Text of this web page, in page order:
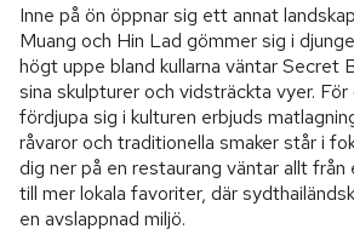
Inne på ön öppnar sig ett annat
Muang och Hin Lad gömmer sig i
högt uppe bland kullarna väntar Secret
sina skulpturer och vidsträckta vyer. För
fördjupa sig i kulturen erbjuds
råvaror och traditionella smaker står i
dig ner på en restaurang väntar allt från
till mer lokala favoriter, där
en avslappnad miljö.